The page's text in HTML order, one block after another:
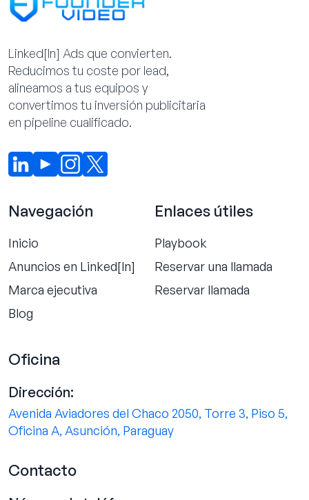
Linked[ln] Ads que convierten.
Reducimos tu coste por lead,
alineamos a tus equipos y
convertimos tu inversión publicitaria
en pipeline cualificado.
Navegación
Inicio
Anuncios en Linked[ln]
Marca ejecutiva
Blog
Enlaces útiles
Playbook
Reservar una llamada
Reservar llamada
Oficina
Dirección:
Avenida Aviadores del Chaco 2050, Torre 3, Piso 5,
Oficina A, Asunción, Paraguay
Contacto